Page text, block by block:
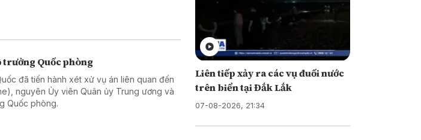
trưởng Quốc phòng
đã tiến hành xét xử vụ án liên quan đến
nguyên Ủy viên Quân ủy Trung ương và
Quốc phòng.
Liên tiếp xảy ra các vụ đuối nước
trên biển tại Đắk Lắk
07-08-2026, 21:34